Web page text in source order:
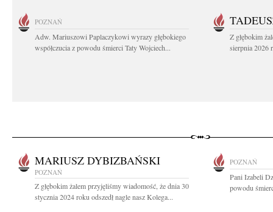
POZNAŃ
Adw. Mariuszowi Paplaczykowi wyrazy głębokiego
współczucia z powodu śmierci Taty Wojciech...
Z głębokim
sierpnia 2026
MARIUSZ DYBIZBAŃSKI
POZNAŃ
Z głębokim żalem przyjęliśmy wiadomość, że dnia 30
stycznia 2024 roku odszedł nagle nasz Kolega...
POZNAŃ
Pani Izabeli
powodu